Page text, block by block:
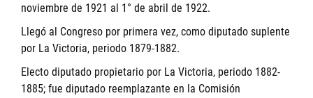
noviembre de 1921 al 1° de abril de 1922.
Llegó al Congreso por primera vez, como diputado suplente
por La Victoria, periodo 1879-1882.
Electo diputado propietario por La Victoria, periodo 1882-
1885; fue diputado reemplazante en la Comisión